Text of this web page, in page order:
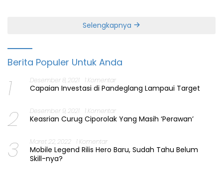
Selengkapnya
Berita Populer Untuk Anda
1 Desember 8, 2021 1 Komentar
Capaian Investasi di Pandeglang Lampaui Target
2 Desember 9, 2021 1 Komentar
Keasrian Curug Ciporolak Yang Masih ‘Perawan’
3 Maret 22, 2022 1 Komentar
Mobile Legend Rilis Hero Baru, Sudah Tahu Belum
Skill-nya?